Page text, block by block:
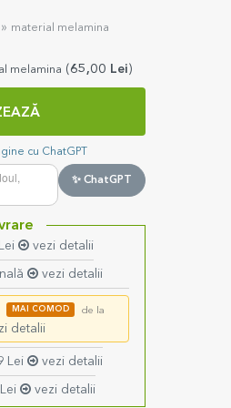
material melamina
melamina (65,00 Lei)
cu ChatGPT
✨ ChatGPT
vezi detalii
vezi detalii
MAI COMOD de la
detalii
Lei vezi detalii
Lei vezi detalii